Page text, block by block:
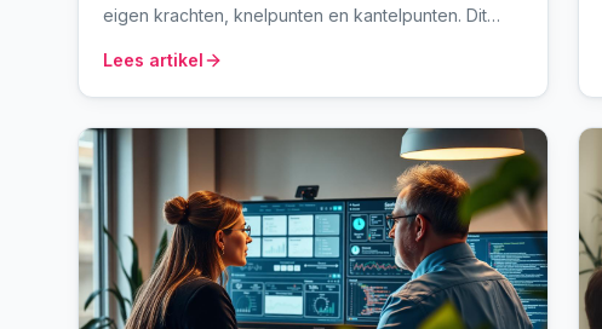
eigen krachten, knelpunten en kantelpunten. Dit
voorkomende valkuilen, en hoe wij organisaties per
fase begeleiden vanuit onze vier-stappen-aanpak.
Lees artikel